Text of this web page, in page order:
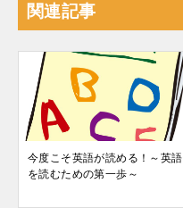
関連記事
今度こそ英語が読める！～英語
を読むための第一歩～